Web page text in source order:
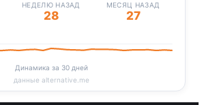
НЕДЕЛЮ НАЗАД
28
МЕСЯЦ НАЗАД
27
Динамика за 30 дней
данные alternative.me